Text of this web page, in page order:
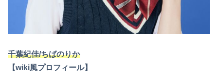
千葉紀佳/ちばのりか
【wiki風プロフィール】